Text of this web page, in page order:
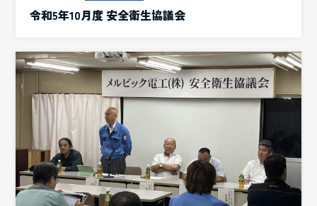
令和5年10月度 安全衛生協議会